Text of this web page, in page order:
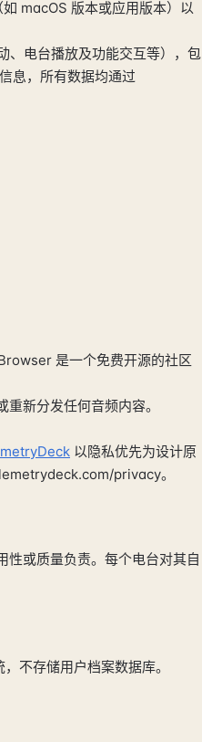
macOS 版本或应用版本）以
、电台播放及功能交互等），包
息，所有数据均通过
是一个免费开源的社区
新分发任何音频内容。
以隐私优先为设计原
privacy。
性或质量负责。每个电台对其自
不存储用户档案数据库。